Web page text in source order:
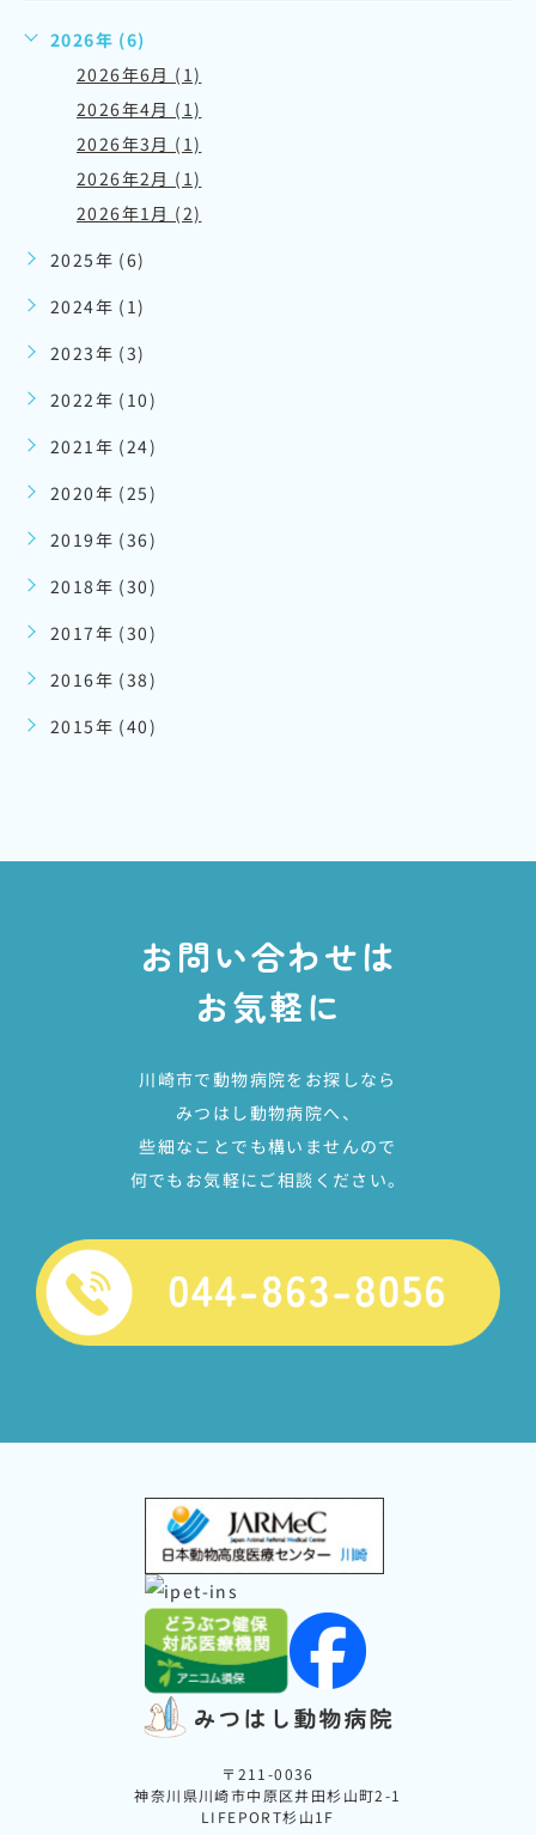
2026年 (6)
2026年6月 (1)
2026年4月 (1)
2026年3月 (1)
2026年2月 (1)
2026年1月 (2)
2025年 (6)
2024年 (1)
2023年 (3)
2022年 (10)
2021年 (24)
2020年 (25)
2019年 (36)
2018年 (30)
2017年 (30)
2016年 (38)
2015年 (40)
お問い合わせは
お気軽に
川崎市で動物病院をお探しなら
みつはし動物病院へ、
些細なことでも構いませんので
何でもお気軽にご相談ください。
〒211-0036
神奈川県川崎市中原区井田杉山町2-1
LIFEPORT杉山1F